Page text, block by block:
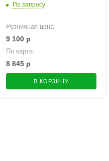
По запросу
Розничная цена
9 100 р
По карте
8 645 р
В КОРЗИНУ